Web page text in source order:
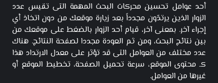
أحد عوامل تحسين محركات البحث المهمة التى تقيس عدد
الزوار الذين يرتدّون مجدداً بعد زيارة موقعك من دون اتخاذ أي
إجراء آخر. بمعنى آخر، قيام أحد الزوار بالضغط على موقعك من
بين نتائج البحث، ومن ثم العودة مجددا لصفحة النتائج. هناك
عدد مختلف من العوامل التى قد تؤثر على معدل الارتداد هذا
كـ محتوى الموقع، سرعة تحميل الصفحة، تخطيط الموقع أو
غيرها من العوامل.